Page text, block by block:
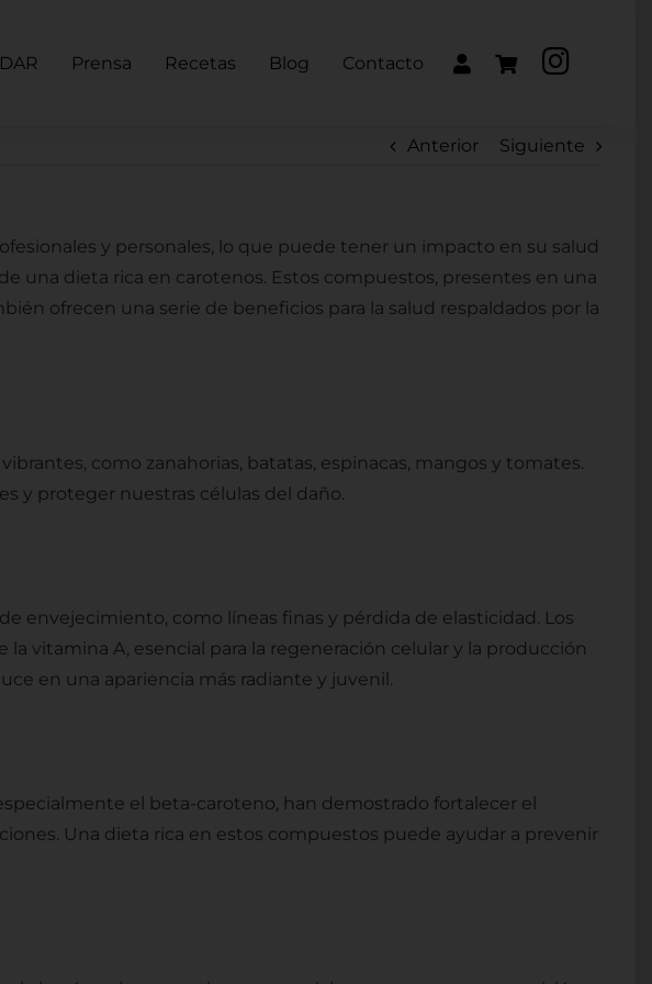
Prensa Recetas Blog Contacto
Anterior Siguiente
y personales, lo que puede tener un impacto en su salud
una dieta rica en carotenos. Estos compuestos, presentes en una
ofrecen una serie de beneficios para la salud respaldados por la
como zanahorias, batatas, espinacas, mangos y tomates.
y proteger nuestras células del daño.
envejecimiento, como líneas finas y pérdida de elasticidad. Los
vitamina A, esencial para la regeneración celular y la producción
en una apariencia más radiante y juvenil.
el beta-caroteno, han demostrado fortalecer el
Una dieta rica en estos compuestos puede ayudar a prevenir